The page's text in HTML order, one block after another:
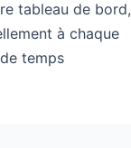
tableau de bord,
à chaque
temps